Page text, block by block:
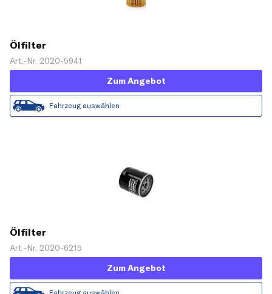
Ölfilter
Art.-Nr. 2020-5941
Zum Angebot
Fahrzeug auswählen
Ölfilter
Art.-Nr. 2020-6215
Zum Angebot